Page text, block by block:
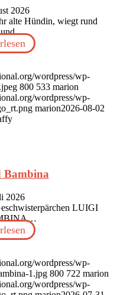
2026
alte Hündin, wiegt rund
und…
wordpress/wp-
800 533 marion
wordpress/wp-
marion2026-08-02
2026
LUIGI
wordpress/wp-
1.jpg 800 722 marion
wordpress/wp-